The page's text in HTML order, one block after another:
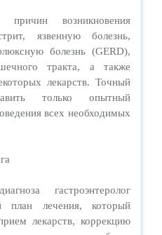
причин возникновения
язвенную болезнь,
болезнь (GERD),
тракта, а также
лекарств. Точный
только опытный
всех необходимых
гастроэнтеролог
план лечения, который
лекарств, коррекцию